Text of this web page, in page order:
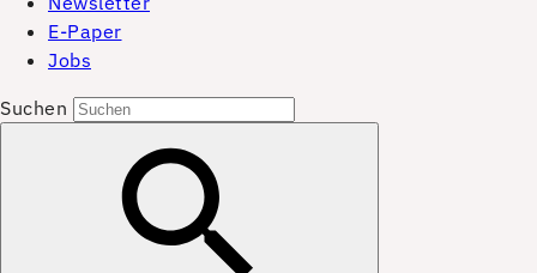
E-Paper
Jobs
Suchen